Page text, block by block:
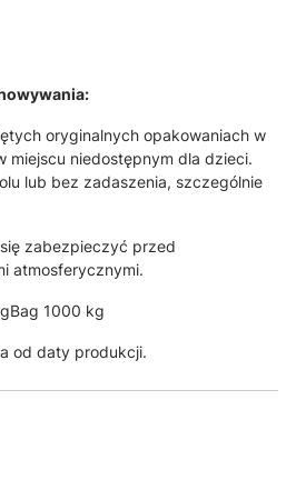
oryginalnych opakowaniach w
miejscu niedostępnym dla dzieci.
lub bez zadaszenia, szczególnie
zabezpieczyć przed
atmosferycznymi.
1000 kg
od daty produkcji.